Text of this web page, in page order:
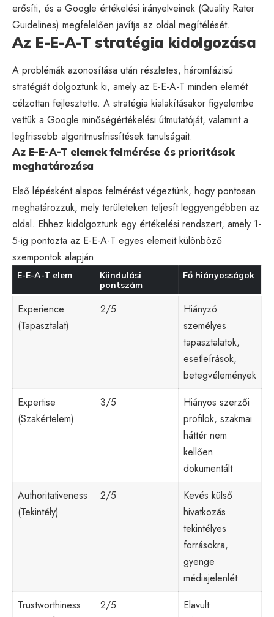
erősíti, és a Google értékelési irányelveinek (Quality Rater
Guidelines) megfelelően javítja az oldal megítélését.
Az E-E-A-T stratégia kidolgozása
A problémák azonosítása után részletes, háromfázisú
stratégiát dolgoztunk ki, amely az E-E-A-T minden elemét
célzottan fejlesztette. A stratégia kialakításakor figyelembe
vettük a Google minőségértékelési útmutatóját, valamint a
legfrissebb algoritmusfrissítések tanulságait.
Az E-E-A-T elemek felmérése és prioritások
meghatározása
Első lépésként alapos felmérést végeztünk, hogy pontosan
meghatározzuk, mely területeken teljesít leggyengébben az
oldal. Ehhez kidolgoztunk egy értékelési rendszert, amely 1-
5-ig pontozta az E-E-A-T egyes elemeit különböző
szempontok alapján:
E-E-A-T elem
Kiindulási
pontszám
Fő hiányosságok
Experience
(Tapasztalat)
2/5
Hiányzó
személyes
tapasztalatok,
esetleírások,
betegvélemények
Expertise
(Szakértelem)
3/5
Hiányos szerzői
profilok, szakmai
háttér nem
kellően
dokumentált
Authoritativeness
(Tekintély)
2/5
Kevés külső
hivatkozás
tekintélyes
forrásokra,
gyenge
médiajelenlét
Trustworthiness
2/5
Elavult